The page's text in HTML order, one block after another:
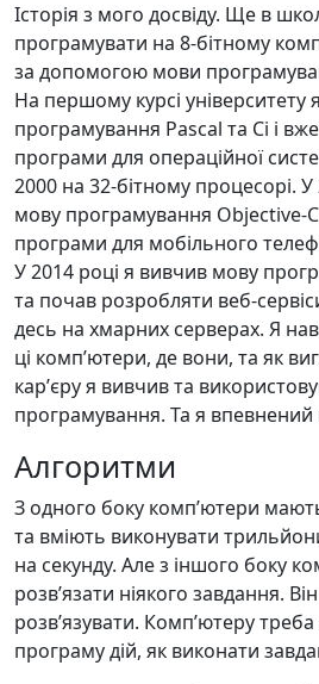
Історія з мого досвіду. Ще в
програмувати на 8-бітному
за допомогою мови
На першому курсі
програмування Pascal та Сі і
програми для операційної
2000 на 32-бітному процесорі.
мову програмування Objective-
програми для мобільного
У 2014 році я вивчив мову
та почав розробляти веб-
десь на хмарних серверах. Я
ці компʼютери, де вони, та як
карʼєру я вивчив та
програмування. Та я
Алгоритми
З одного боку компʼютери
та вміють виконувати
на секунду. Але з іншого боку
розвʼязати ніякого завдання.
розвʼязувати. Компʼютеру треба
програму дій, як виконати